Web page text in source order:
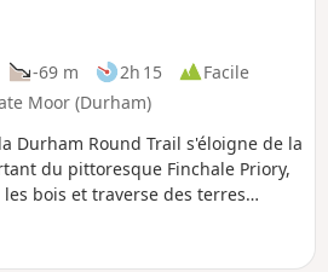
-69 m 2h 15
Facile
Moor (Durham)
Durham Round Trail s'éloigne de la
du pittoresque Finchale Priory,
bois et traverse des terres
de traverser Riverside Park